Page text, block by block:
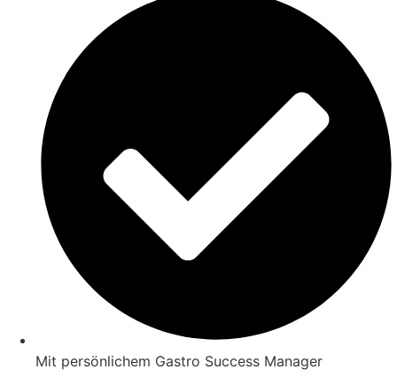
Mit persönlichem Gastro Success Manager